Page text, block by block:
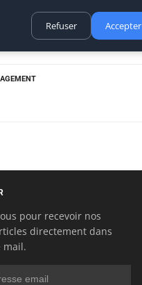
pour recevoir nos
directement dans
mail.
Refuser Accepter